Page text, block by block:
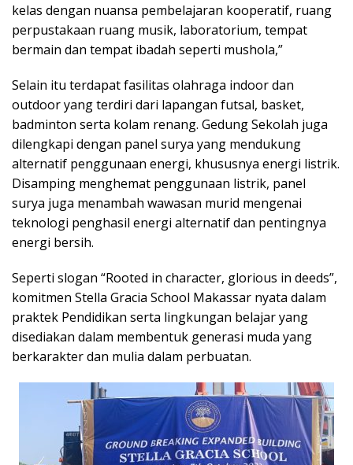
kelas dengan nuansa pembelajaran kooperatif, ruang
perpustakaan ruang musik, laboratorium, tempat
bermain dan tempat ibadah seperti mushola,”
Selain itu terdapat fasilitas olahraga indoor dan
outdoor yang terdiri dari lapangan futsal, basket,
badminton serta kolam renang. Gedung Sekolah juga
dilengkapi dengan panel surya yang mendukung
alternatif penggunaan energi, khususnya energi listrik.
Disamping menghemat penggunaan listrik, panel
surya juga menambah wawasan murid mengenai
teknologi penghasil energi alternatif dan pentingnya
energi bersih.
Seperti slogan “Rooted in character, glorious in deeds”,
komitmen Stella Gracia School Makassar nyata dalam
praktek Pendidikan serta lingkungan belajar yang
disediakan dalam membentuk generasi muda yang
berkarakter dan mulia dalam perbuatan.